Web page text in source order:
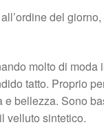
del
molto di
tatto. Proprio
bellezza. Sono
velluto sintetico.